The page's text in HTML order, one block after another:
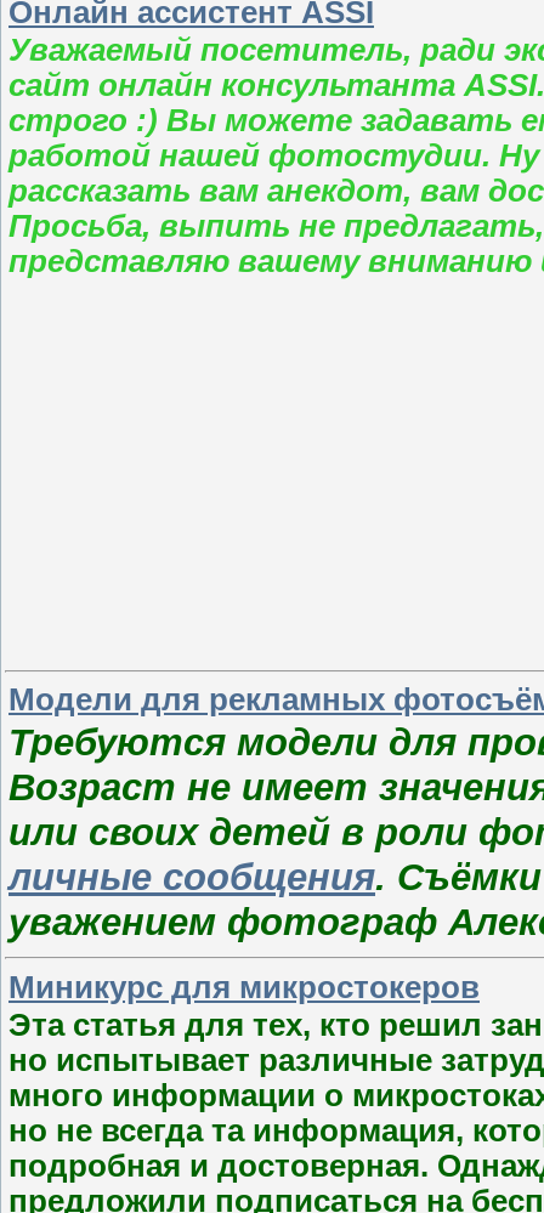
Онлайн ассистент ASSI
Уважаемый посетитель, ради
сайт онлайн консультанта
строго :) Вы можете задавать
работой нашей фотостудии. Ну
рассказать вам анекдот, вам
Просьба, выпить не
представляю вашему вниманию
Модели для рекламных
Требуются модели для
Возраст не имеет
или своих детей в роли
личные сообщения.
уважением фотограф
Миникурс для микростокеров
Эта статья для тех, кто решил
но испытывает различные
много информации о
но не всегда та информация,
подробная и достоверная.
предложили подписаться на